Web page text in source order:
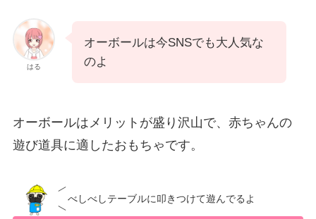
はる
オーボールは今SNSでも大人気な
のよ
オーボールはメリットが盛り沢山で、赤ちゃんの
遊び道具に適したおもちゃです。
べしべしテーブルに叩きつけて遊んでるよ